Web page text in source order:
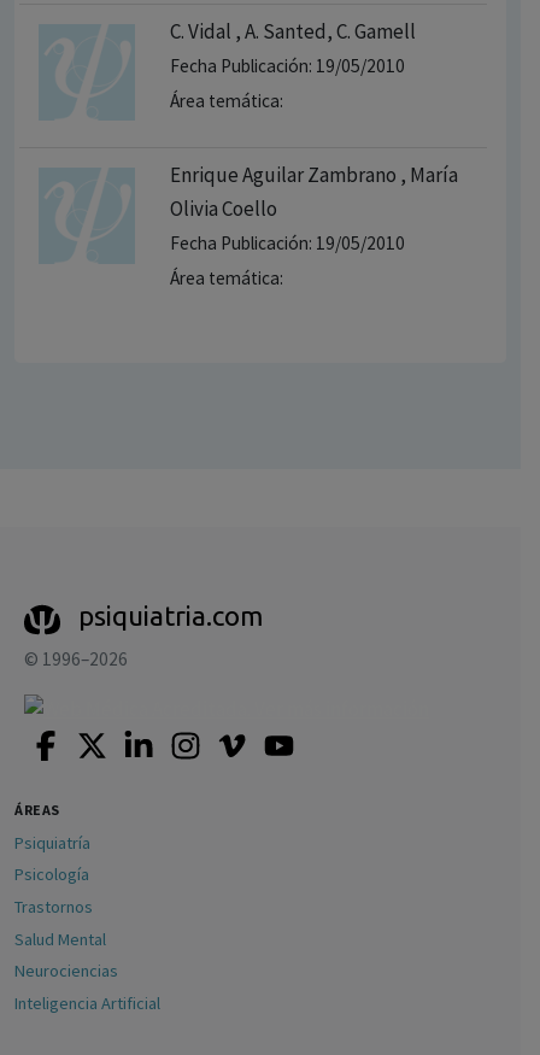
C. Vidal , A. Santed, C. Gamell
Fecha Publicación: 19/05/2010
Área temática:
Enrique Aguilar Zambrano , María
Olivia Coello
Fecha Publicación: 19/05/2010
Área temática:
psiquiatria.com
© 1996–2026
ÁREAS
Psiquiatría
Psicología
Trastornos
Salud Mental
Neurociencias
Inteligencia Artificial